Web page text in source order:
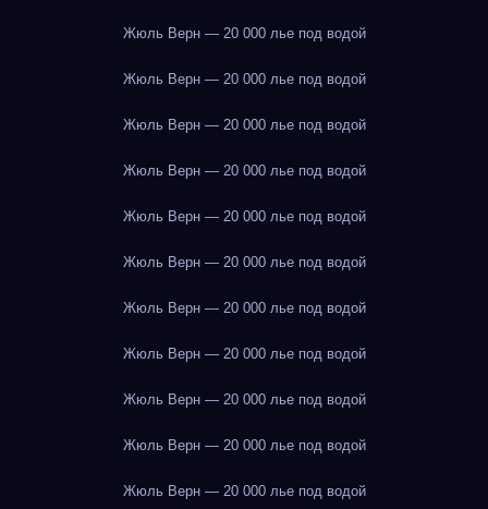
Жюль Верн — 20 000 лье под водой
Жюль Верн — 20 000 лье под водой
Жюль Верн — 20 000 лье под водой
Жюль Верн — 20 000 лье под водой
Жюль Верн — 20 000 лье под водой
Жюль Верн — 20 000 лье под водой
Жюль Верн — 20 000 лье под водой
Жюль Верн — 20 000 лье под водой
Жюль Верн — 20 000 лье под водой
Жюль Верн — 20 000 лье под водой
Жюль Верн — 20 000 лье под водой